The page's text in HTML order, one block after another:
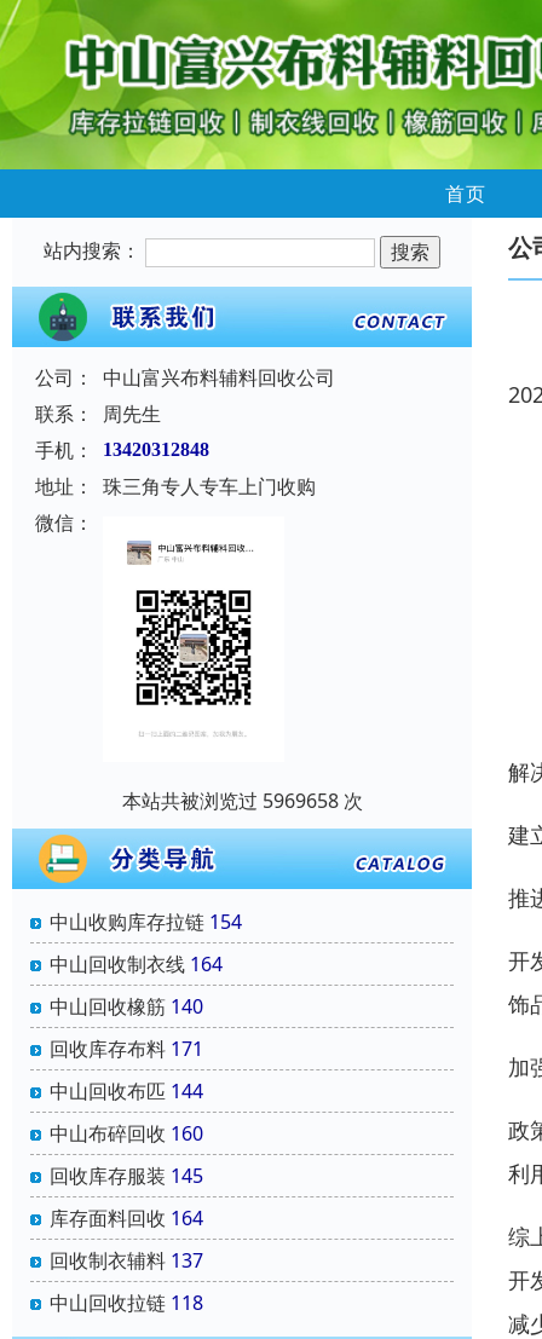
首页
站内搜索：
公司：
中山富兴布料辅料回收公司
联系：
周先生
手机：
13420312848
地址：
珠三角专人专车上门收购
微信：
本站共被浏览过 5969658 次
中山收购库存拉链 154
中山回收制衣线 164
中山回收橡筋 140
回收库存布料 171
中山回收布匹 144
中山布碎回收 160
回收库存服装 145
库存面料回收 164
回收制衣辅料 137
中山回收拉链 118
公
解
建
推
开
饰
加
政
利
综
开
减